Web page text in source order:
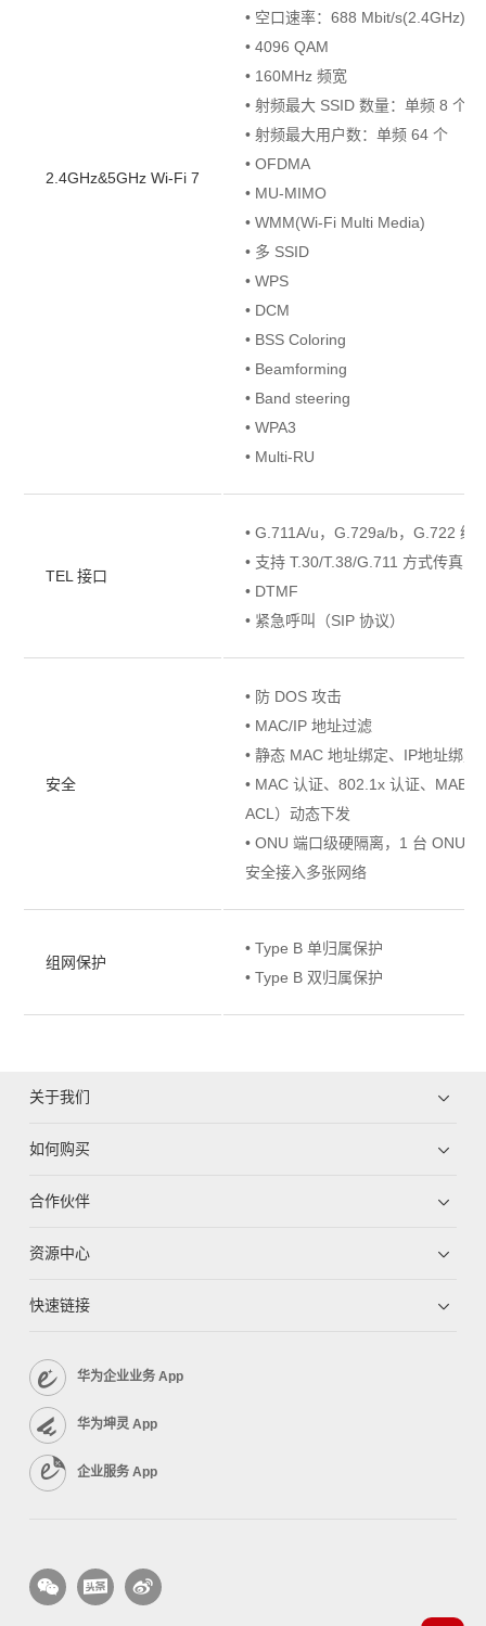
2.4GHz&5GHz Wi-Fi 7
• 空口速率：688 Mbit/s(2.4GHz)
• 4096 QAM
• 160MHz 频宽
• 射频最大 SSID 数量：单频 8 个
• 射频最大用户数：单频 64 个
• OFDMA
• MU-MIMO
• WMM(Wi-Fi Multi Media)
• 多 SSID
• WPS
• DCM
• BSS Coloring
• Beamforming
• Band steering
• WPA3
• Multi-RU
TEL 接口
• G.711A/u，G.729a/b，G.722 编
• 支持 T.30/T.38/G.711 方式传真
• DTMF
• 紧急呼叫（SIP 协议）
安全
• 防 DOS 攻击
• MAC/IP 地址过滤
• 静态 MAC 地址绑定、IP地址绑定
• MAC 认证、802.1x 认证、MAB
ACL）动态下发
• ONU 端口级硬隔离，1 台 ONU
安全接入多张网络
组网保护
• Type B 单归属保护
• Type B 双归属保护
关于我们
如何购买
合作伙伴
资源中心
快速链接
华为企业业务 App
华为坤灵 App
企业服务 App